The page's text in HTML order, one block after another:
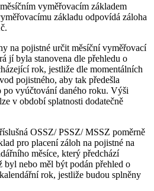
vyměřovacím základem
základu odpovídá záloha
na pojistné určit měsíční vyměřovací
jí byla stanovena dle přehledu o
rok, jestliže dle momentálních
pojistného, aby tak předešla
po vyúčtování daného roku. Výši
v období splatnosti dodatečně
OSSZ/ PSSZ/ MSSZ poměrně
pro placení záloh na pojistné na
měsíce, který předchází
byl nebo měl být podán přehled o
rok, jestliže budou splněny